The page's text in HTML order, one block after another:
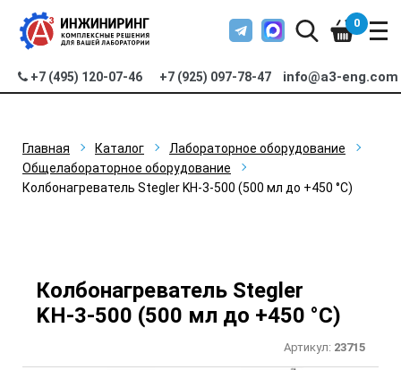
+7 (495) 120-07-46 +7 (925) 097-78-47 info@a3-eng.com
0
Главная Каталог
Лабораторное оборудование
Общелабораторное оборудование
Колбонагреватель Stegler KН-3-500 (500 мл до +450 °C)
Колбонагреватель Stegler
KН-3-500 (500 мл до +450 °C)
Артикул: 23715